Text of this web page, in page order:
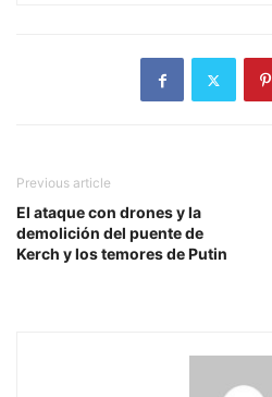
Previous article
El ataque con drones y la
demolición del puente de
Kerch y los temores de Putin